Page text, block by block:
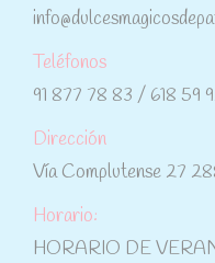
Teléfonos
91 877 78 83 / 618 59
Dirección
Vía Complutense 27
Horario:
HORARIO DE